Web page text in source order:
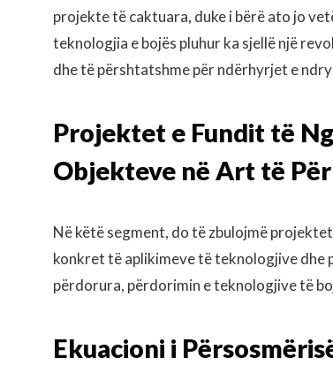
projekte të caktuara, duke i bërë ato jo
teknologjia e bojës pluhur ka sjellë një
dhe të përshtatshme për ndërhyrjet e
Projektet e Fundit të
Objekteve në Art të
Në këtë segment, do të zbulojmë
konkret të aplikimeve të teknologjive
përdorura, përdorimin e teknologjive të
Ekuacioni i